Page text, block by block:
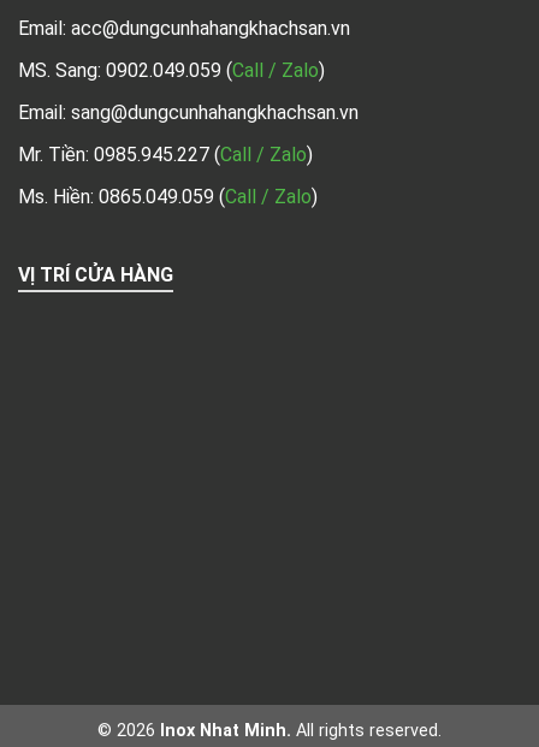
Email: acc@dungcunhahangkhachsan.vn
MS. Sang: 0902.049.059 (Call / Zalo)
Email: sang@dungcunhahangkhachsan.vn
Mr. Tiền: 0985.945.227 (Call / Zalo)
Ms. Hiền: 0865.049.059 (Call / Zalo)
VỊ TRÍ CỬA HÀNG
© 2026 Inox Nhat Minh. All rights reserved.